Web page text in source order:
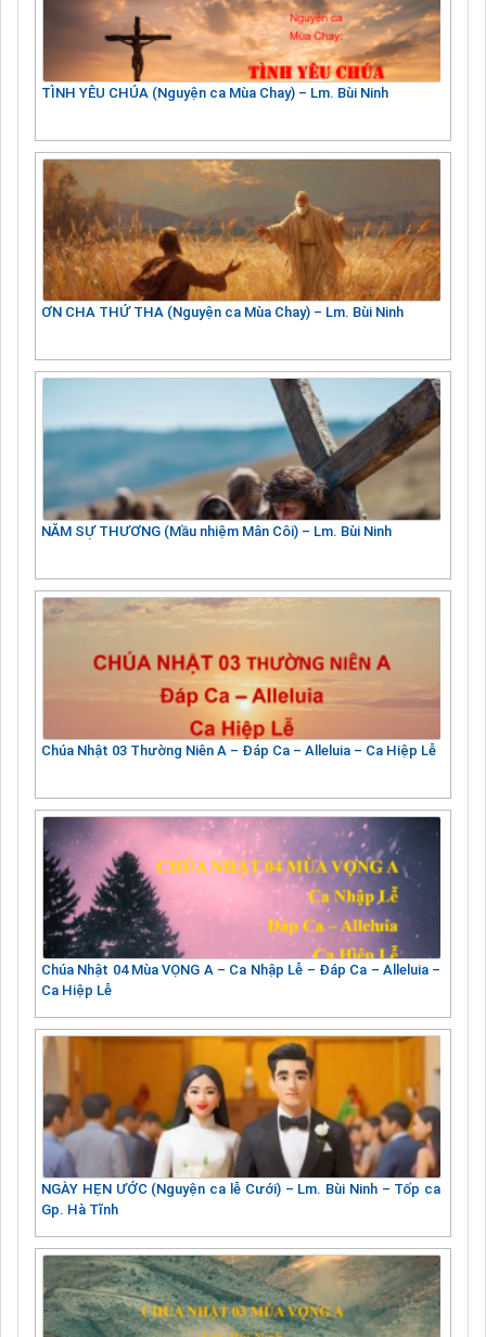
TÌNH YÊU CHÚA (Nguyện ca Mùa Chay) – Lm. Bùi Ninh
ƠN CHA THỨ THA (Nguyện ca Mùa Chay) – Lm. Bùi Ninh
NĂM SỰ THƯƠNG (Mầu nhiệm Mân Côi) – Lm. Bùi Ninh
Chúa Nhật 03 Thường Niên A – Đáp Ca – Alleluia – Ca Hiệp Lễ
Chúa Nhật 04 Mùa VỌNG A – Ca Nhập Lễ – Đáp Ca – Alleluia –
Ca Hiệp Lễ
NGÀY HẸN ƯỚC (Nguyện ca lễ Cưới) – Lm. Bùi Ninh – Tốp ca
Gp. Hà Tĩnh